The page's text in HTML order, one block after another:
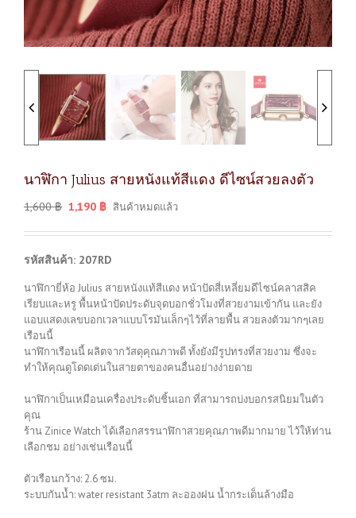
นาฬิกา Julius สายหนังแท้สีแดง ดีไซน์สวยลงตัว
1,600฿ 1,190 ฿ สินค้าหมดแล้ว
รหัสสินค้า: 207RD
นาฬิกายี่ห้อ Julius สายหนังแท้สีแดง หน้าปัดสี่เหลี่ยมดีไซน์คลาสสิค
เรียบและหรู พื้นหน้าปัดประดับจุดบอกชั่วโมงที่สวยงามเข้ากัน และยัง
แอบแสดงเลขบอกเวลาแบบโรมันเล็กๆไว้ที่ลายพื้น สวยลงตัวมากๆเลย
เรือนนี้
นาฬิกาเรือนนี้ ผลิตจากวัสดุคุณภาพดี ทั้งยังมีรูปทรงที่สวยงาม ซึ่งจะ
ทำให้คุณดูโดดเด่นในสายตาของคนอื่นอย่างง่ายดาย
นาฬิกาเป็นเหมือนเครื่องประดับชิ้นเอก ที่สามารถบ่งบอกรสนิยมในตัว
คุณ
ร้าน Zinice Watch ได้เลือกสรรนาฬิกาสวยคุณภาพดีมากมาย ไว้ให้ท่าน
เลือกชม อย่างเช่นเรือนนี้
ตัวเรือนกว้าง: 2.6 ซม.
ระบบกันน้ำ: water resistant 3atm ละอองฝน น้ำกระเด็นล้างมือ